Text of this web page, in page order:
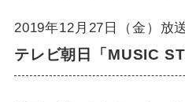
2019年12月27日（金）放
テレビ朝日「MUSIC